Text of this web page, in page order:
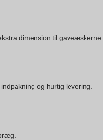
dimension til gaveæskerne.
og hurtig levering.